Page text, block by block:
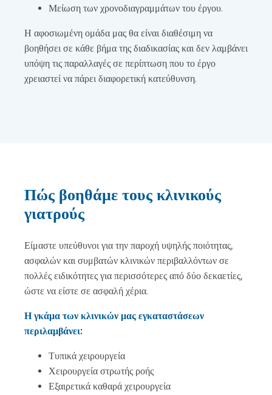
Μείωση των χρονοδιαγραμμάτων του έργου.
Η αφοσιωμένη ομάδα μας θα είναι διαθέσιμη να
βοηθήσει σε κάθε βήμα της διαδικασίας και δεν λαμβάνει
υπόψη τις παραλλαγές σε περίπτωση που το έργο
χρειαστεί να πάρει διαφορετική κατεύθυνση.
Πώς βοηθάμε τους κλινικούς
γιατρούς
Είμαστε υπεύθυνοι για την παροχή υψηλής ποιότητας,
ασφαλών και συμβατών κλινικών περιβαλλόντων σε
πολλές ειδικότητες για περισσότερες από δύο δεκαετίες,
ώστε να είστε σε ασφαλή χέρια.
Η γκάμα των κλινικών μας εγκαταστάσεων
περιλαμβάνει:
Τυπικά χειρουργεία
Χειρουργεία στρωτής ροής
Εξαιρετικά καθαρά χειρουργεία